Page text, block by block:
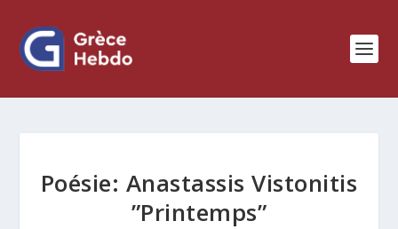
Poésie: Anastassis Vistonitis
”Printemps”